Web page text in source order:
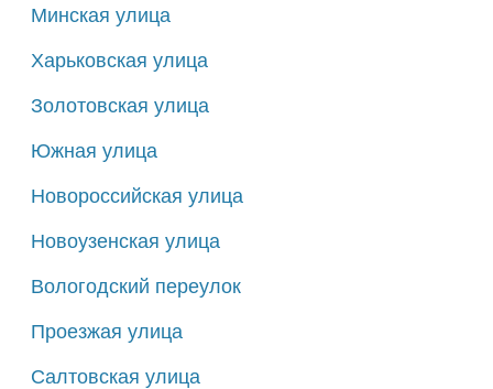
Минская улица
Харьковская улица
Золотовская улица
Южная улица
Новороссийская улица
Новоузенская улица
Вологодский переулок
Проезжая улица
Салтовская улица